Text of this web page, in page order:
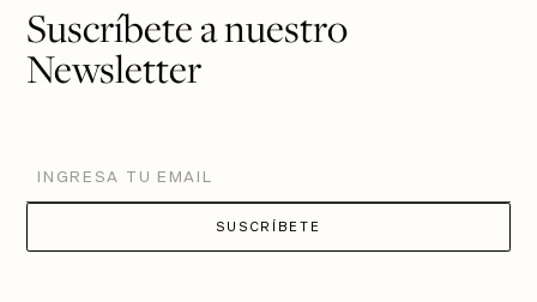
Suscríbete a nuestro
Newsletter